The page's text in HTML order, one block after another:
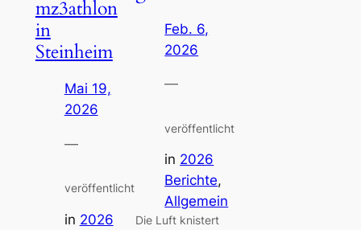
mz3athlon
in
Steinheim
Mai 19,
2026
—
veröffentlicht
in 2026
Feb. 6,
2026
—
veröffentlicht
in 2026
Berichte
Allgemein
Die Luft knistert